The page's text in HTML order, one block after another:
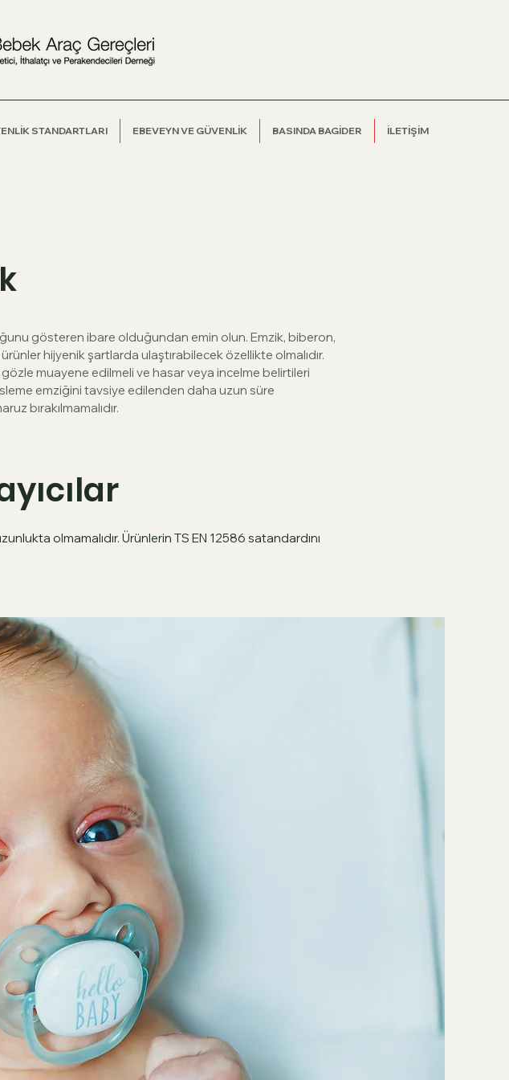
STANDARTLARI EBEVEYN VE GÜVENLİK BASINDA BAGİDER İLETİŞİM
gösteren ibare olduğundan emin olun. Emzik, biberon,
hijyenik şartlarda ulaştırabilecek özellikte olmalıdır.
muayene edilmeli ve hasar veya incelme belirtileri
emziğini tavsiye edilenden daha uzun süre
bırakılmamalıdır.
olmamalıdır. Ürünlerin TS EN 12586 satandardını